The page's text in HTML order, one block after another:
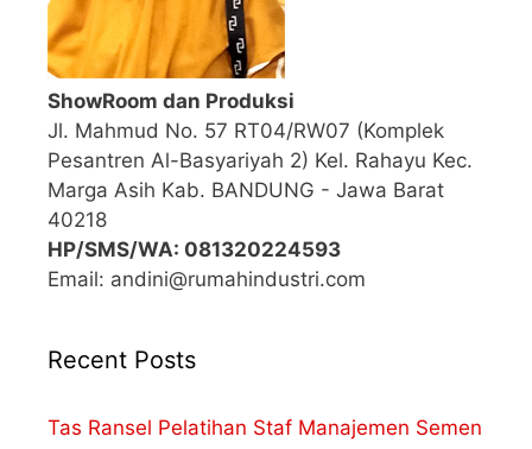
ShowRoom dan Produksi
Jl. Mahmud No. 57 RT04/RW07 (Komplek
Pesantren Al-Basyariyah 2) Kel. Rahayu Kec.
Marga Asih Kab. BANDUNG - Jawa Barat
40218
HP/SMS/WA: 081320224593
Email: andini@rumahindustri.com
Recent Posts
Tas Ransel Pelatihan Staf Manajemen Semen